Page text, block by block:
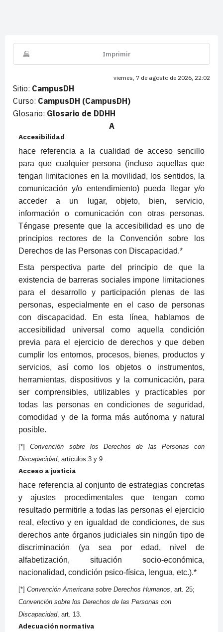
Imprimir
viernes, 7 de agosto de 2026, 22:02
Sitio: CampusDH
Curso: CampusDH (CampusDH)
Glosario: Glosario de DDHH
A
Accesibilidad
hace referencia a la cualidad de acceso sencillo
para que cualquier persona (incluso aquellas que
tengan limitaciones en la movilidad, los sentidos, la
comunicación y/o entendimiento) pueda llegar y/o
acceder a un lugar, objeto, bien, servicio,
información o comunicación con otras personas.
Téngase presente que la accesibilidad es uno de
principios rectores de la Convención sobre los
Derechos de las Personas con Discapacidad.*
Esta perspectiva parte del principio de que la
existencia de barreras sociales impone limitaciones
para el desarrollo y participación plenas de las
personas, especialmente en el caso de personas
con discapacidad. En esta línea, hablamos de
accesibilidad universal como aquella condición
previa para el ejercicio de derechos y que deben
cumplir los entornos, procesos, bienes, productos y
servicios, así como los objetos o instrumentos,
herramientas, dispositivos y la comunicación, para
ser comprensibles, utilizables y practicables por
todas las personas en condiciones de seguridad,
comodidad y de la forma más autónoma y natural
posible.
[*]
Convención sobre los Derechos de las Personas con
Discapacidad, artículos 3 y 9.
Acceso a justicia
hace referencia al conjunto de estrategias concretas
y ajustes procedimentales que tengan como
resultado permitirle a todas las personas el ejercicio
real, efectivo y en igualdad de condiciones, de sus
derechos ante órganos judiciales sin ningún tipo de
discriminación (ya sea por edad, nivel de
alfabetización, situación socio-económica,
nacionalidad, condición psico-física, lengua, etc.).*
[*] Convención Americana sobre Derechos Humanos, art. 25;
Convención sobre los Derechos de las Personas con
Discapacidad, art. 13.
Adecuación normativa